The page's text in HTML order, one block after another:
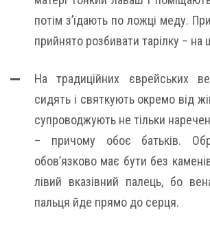
потім з’їдають по ложці меду.
прийнято розбивати тарілку – на
На традиційних єврейських
сидять і святкують окремо від
супроводжують не тільки
– причому обоє батьків.
обов’язково має бути без
лівий вказівний палець, бо
пальця йде прямо до серця.